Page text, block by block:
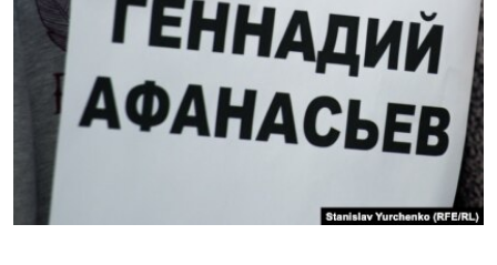
ВСЕ ЗА ДЕНЬ
СПЕЦПРОЕКТИ
ДЕПОРТАЦІЯ
ВІДЕОУРОКИ «ELIFBE»
СВІДЧЕННЯ ОКУПАЦІЇ
УКРАЇНСЬКА ПРОБЛЕМА КРИМУ
ЯК ОБІЙТИ БЛОКУВАННЯ
Русский
Qırımtatar